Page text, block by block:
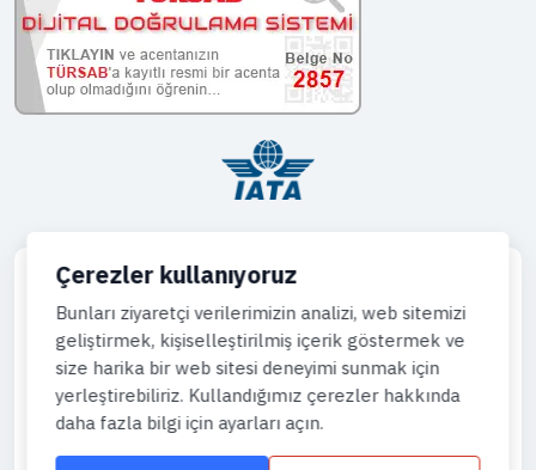
Telefon
444 43 64
WhatsApp
Çerezler kullanıyoruz
Bunları ziyaretçi verilerimizin analizi, web sitemizi
geliştirmek, kişiselleştirilmiş içerik göstermek ve
size harika bir web sitesi deneyimi sunmak için
yerleştirebiliriz. Kullandığımız çerezler hakkında
daha fazla bilgi için ayarları açın.